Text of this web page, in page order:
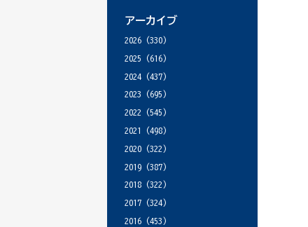
アーカイブ
2026 (330)
2025 (616)
2024 (437)
2023 (695)
2022 (545)
2021
(498)
2020 (322)
2019 (387)
2018 (322)
2017 (324)
2016 (453)